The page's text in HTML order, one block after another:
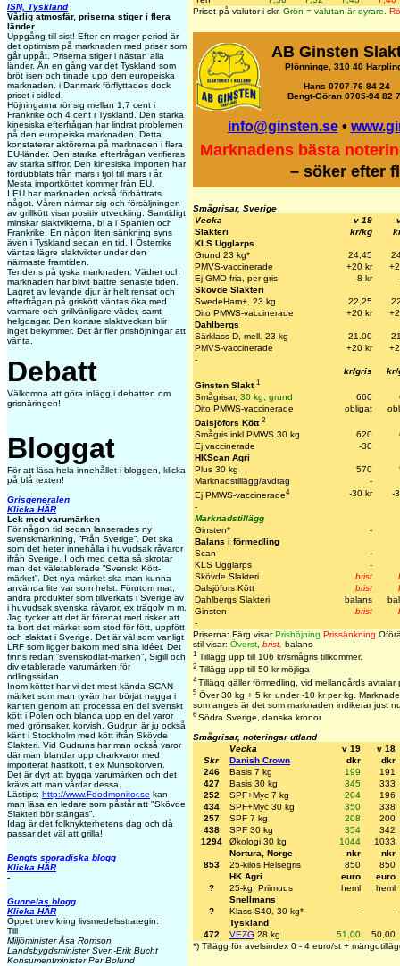
ISN, Tyskland
Vårlig atmosfär, priserna stiger i flera
länder
Uppgång till sist! Efter en mager period är
det optimism på marknaden med priser som
går uppåt. Priserna stiger i nästan alla
länder. Än en gång var det Tyskland som
bröt isen och tinade upp den europeiska
marknaden. i Danmark förflyttades dock
priset i sidled.
Höjningarna rör sig mellan 1,7 cent i
Frankrike och 4 cent i Tyskland. Den starka
kinesiska efterfrågan har lindrat problemen
på den europeiska marknaden. Detta
konstaterar aktörerna på marknaden i flera
EU-länder. Den starka efterfrågan verifieras
av starka siffror. Den kinesiska importen har
fördubblats från mars i fjol till mars i år.
Mesta importköttet kommer från EU.
I EU har marknaden också förbättrats
något. Våren närmar sig och försäljningen
av grillkött visar positiv utveckling. Samtidigt
minskar slaktvikterna, bl a i Spanien och
Frankrike. En någon liten sänkning syns
även i Tyskland sedan en tid. I Österrike
väntas lägre slaktvikter under den
närmaste framtiden.
Tendens på tyska marknaden: Vädret och
marknaden har blivit bättre senaste tiden.
Lagret av levande djur är helt rensat och
efterfrågan på griskött väntas öka med
varmare och grillvänligare väder, samt
helgdagar. Den kortare slaktveckan blir
inget bekymmer. Det är fler prishöjningar att
vänta.
Debatt
Välkomna att göra inlägg i debatten om
grisnäringen!
Bloggat
För att läsa hela innehållet i bloggen, klicka
på blå texten!
Grisgeneralen
Klicka HÄR
Lek med varumärken
För någon tid sedan lanserades ny
svenskmärkning, ”Från Sverige”. Det ska
som det heter innehålla i huvudsak råvaror
ifrån Sverige. I och med detta så skrotar
man det väletablerade ”Svenskt Kött-
märket”. Det nya märket ska man kunna
använda lite var som helst. Förutom mat,
andra produkter som tillverkats i Sverige av
i huvudsak svenska råvaror, ex trägolv m m.
Jag tycker att det är förenat med risker att
ta bort det märket som stod för fött, uppfött
och slaktat i Sverige. Det är väl som vanligt
LRF som ligger bakom med sina idéer. Det
finns redan ”svenskodlat-märken”, Sigill och
div etablerade varumärken för
odlingssidan.
Inom köttet har vi det mest kända SCAN-
märket som man tyvärr har börjat nagga i
kanten genom att processa en del svenskt
kött i Polen och blanda upp en del varor
med grönsaker, korvish. Gudrun är ju också
känt i Stockholm med kött ifrån Skövde
Slakteri. Vid Gudruns har man också varor
där man blandar upp charkvaror med
importerat hästkött, t ex Munsökorven.
Det är dyrt att bygga varumärken och det
krävs att man vårdar dessa.
Lästips: http://www.Foodmonitor.se kan
man läsa en ledare som påstår att "Skövde
Slakteri bör stängas”.
Idag är det folknykterhetens dag och då
passar det väl att grilla!
Bengts sporadiska blogg
Klicka HÄR
-
Gunnelas blogg
Klicka HÄR
Öppet brev kring livsmedelsstrategin:
Till
Miljöminister Åsa Romson
Landsbygdsminister Sven-Erik Bucht
Konsumentminister Per Bolund
Priset på valutor i skr. Grön = valutan är dyrare.
AB Ginsten
Plönninge, 310 40
Hans 0707-76 84 24
Bengt-Göran 0705-94 82
info@ginsten.se•
Marknadens bästa
– söker efter
Smågrisar, Sverige
Vecka
v 19
Slakteri
kr/kg
KLS Ugglarps
Grund 23 kg*
24,45
PMVS-vaccinerade
+20 kr
Ej GMO-fria, per gris
-8 kr
Skövde Slakteri
SwedeHam+, 23 kg
22,25
Dito PMWS-vaccinerade
+20 kr
Dahlbergs
Särklass D, mell. 23 kg
21.00
PMVS-vaccinerade
+20 kr
-
kr/gris
kr/
Ginsten Slakt 1
Smågrisar, 30 kg, grund 660
Dito PMWS-vaccinerade
obligat
Dalsjöfors Kött 2
Smågris inkl PMWS 30 kg 620
Ej vaccinerade
-30
HKScan Agri
Plus 30 kg
570
Marknadstillägg/avdrag
-
Ej PMWS-vaccinerade4 -30 kr
-
-
Marknadstillägg
Ginsten*
-
Balans i förmedling
Scan
-
KLS Ugglarps
-
Skövde Slakteri
brist
Dalsjöfors Kött
brist
Dahlbergs Slakteri
balans
Ginsten
brist
-
Priserna: Färg visarPrishöjning Prissänkning
stil visar: Överst brist, balans
1 Tillägg upp till 106 kr/smågris tillkommer.
2 Tillägg upp till 50 kr möjliga
4Tillägg gäller förmedling, vid mellangårds avtalar
5 Över 30 kg + 5 kr, under -10 kr per kg.
som anges är det som marknaden indikerar just
6 Södra Sverige, danska kronor
Smågrisar, noteringar utland
Vecka
v 19
v 18
Skr
Danish Crown dkr
dkr
246
Basis 7 kg 199
191
427
Basis 30 kg 345
333
252
SPF+Myc 7 kg 204
196
434
SPF+Myc 30 kg 350
338
257
SPF 7 kg 208
200
438
SPF 30 kg 354
342
1294
Økologi 30 kg 1044
1033
Nortura, Norge
nkr
nkr
853
25-kilos Helsegris 850
850
HK Agri
euro
euro
?
25-kg, Priimuus heml
heml
Snellmans
?
Klass S40, 30 kg* -
-
Tyskland
472
VEZG 28 kg 51,00
50,00
*) Tillägg för avelsindex 0 - 4 euro/st +